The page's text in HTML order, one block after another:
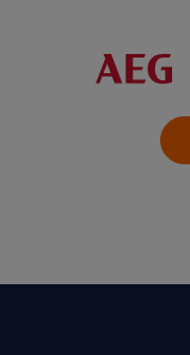
LINK